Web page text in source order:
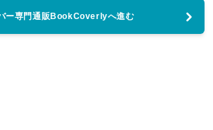
ー専門通販BookCoverlyへ進む